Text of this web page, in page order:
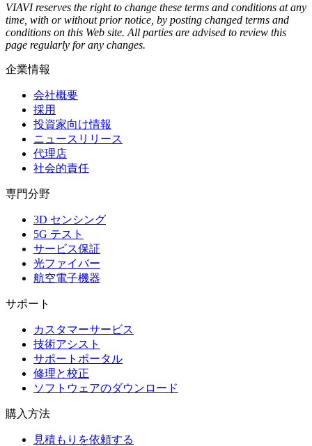
VIAVI reserves the right to change these terms and conditions at any
time, with or without prior notice, by posting changed terms and
conditions on this Web site. All parties are advised to review this
page regularly for any changes.
企業情報
会社概要
採用
投資家向け情報
ニュースリリース
代理店
社会的責任
専門分野
3D センシング
5G テスト
サービス保証
光ファイバー
航空電子機器
サポート
カスタマーサービス
技術アシスト
サポートポータル
修理と校正
ソフトウェアのダウンロード
購入方法
見積もりを依頼する